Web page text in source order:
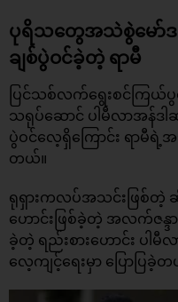
ပုရိသတွေအသဲစွဲမော်
ချစ်ပွဲဝင်ခဲ့တဲ့ ရာမီ
ပြင်သစ်လက်ရွေးစင်ကြယ်ပွ
သရုပ်ဆောင် ပါမီလာအန်ဒ
ပွဲဝင်လေ့ရှိကြောင်း ရာမီရဲ့အ
တယ်။
ရုရှားကလပ်အသင်းဖြစ်တဲ့
ဟောင်းဖြစ်ခဲ့တဲ့ အလက်ဇန္
ခဲ့တဲ့ ရည်းစားဟောင်း ပါ
လေ့ကျင့်ရေးမှာ ပြောပြ